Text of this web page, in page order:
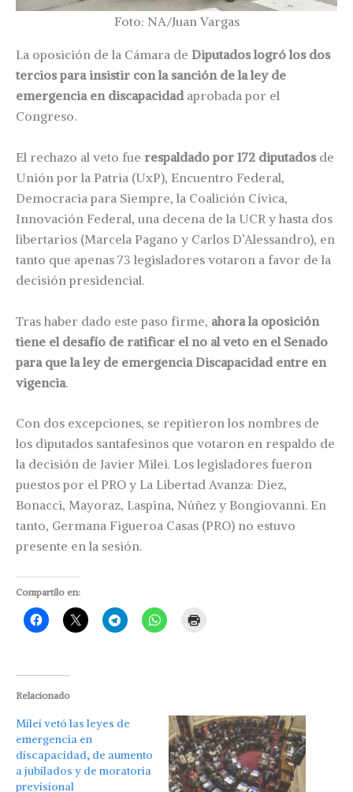
Foto: NA/Juan Vargas
La oposición de la Cámara de Diputados logró los dos
tercios para insistir con la sanción de la ley de
emergencia en discapacidad aprobada por el
Congreso.
El rechazo al veto fue respaldado por 172 diputados de
Unión por la Patria (UxP), Encuentro Federal,
Democracia para Siempre, la Coalición Cívica,
Innovación Federal, una decena de la UCR y hasta dos
libertarios (Marcela Pagano y Carlos D’Alessandro), en
tanto que apenas 73 legisladores votaron a favor de la
decisión presidencial.
Tras haber dado este paso firme, ahora la oposición
tiene el desafío de ratificar el no al veto en el Senado
para que la ley de emergencia Discapacidad entre en
vigencia.
Con dos excepciones, se repitieron los nombres de
los diputados santafesinos que votaron en respaldo de
la decisión de Javier Milei. Los legisladores fueron
puestos por el PRO y La Libertad Avanza: Diez,
Bonacci, Mayoraz, Laspina, Núñez y Bongiovanni. En
tanto, Germana Figueroa Casas (PRO) no estuvo
presente en la sesión.
Compartilo en:
Relacionado
Milei vetó las leyes de
emergencia en
discapacidad, de aumento
a jubilados y de moratoria
previsional